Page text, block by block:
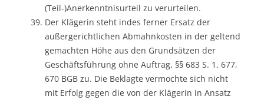
(Teil-)Anerkenntnisurteil zu verurteilen.
Der Klägerin steht indes ferner Ersatz der
außergerichtlichen Abmahnkosten in der geltend
gemachten Höhe aus den Grundsätzen der
Geschäftsführung ohne Auftrag, §§ 683 S. 1, 677,
670 BGB zu. Die Beklagte vermochte sich nicht
mit Erfolg gegen die von der Klägerin in Ansatz